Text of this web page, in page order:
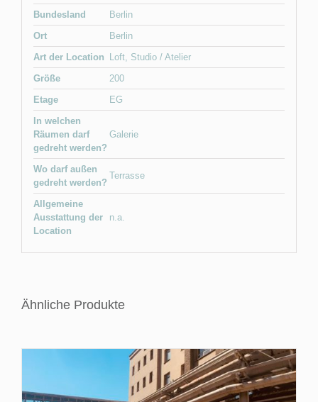
Bundesland
Berlin
Ort
Berlin
Art der Location
Loft, Studio / Atelier
Größe
200
Etage
EG
In welchen
Räumen darf
gedreht werden?
Galerie
Wo darf außen
gedreht werden?
Terrasse
Allgemeine
Ausstattung der
Location
n.a.
Ähnliche Produkte